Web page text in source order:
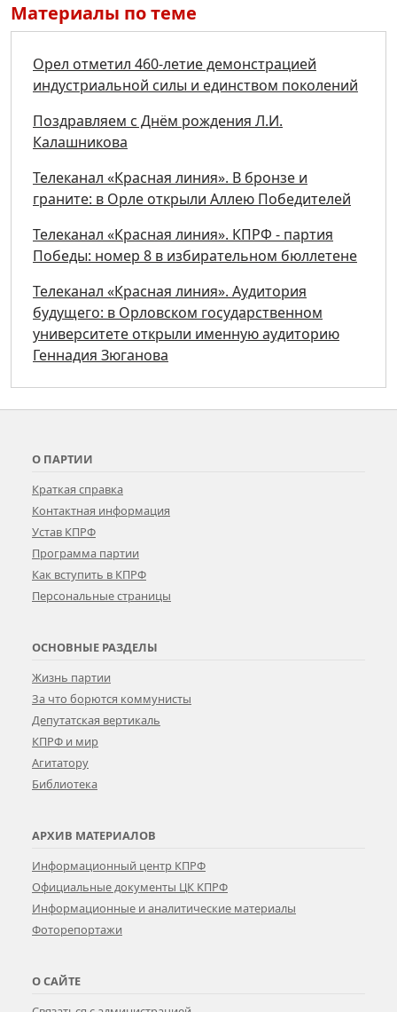
Материалы по теме
Орел отметил 460-летие демонстрацией
индустриальной силы и единством поколений
Поздравляем с Днём рождения Л.И.
Калашникова
Телеканал «Красная линия». В бронзе и
граните: в Орле открыли Аллею Победителей
Телеканал «Красная линия». КПРФ - партия
Победы: номер 8 в избирательном бюллетене
Телеканал «Красная линия». Аудитория
будущего: в Орловском государственном
университете открыли именную аудиторию
Геннадия Зюганова
О ПАРТИИ
Краткая справка
Контактная информация
Устав КПРФ
Программа партии
Как вступить в КПРФ
Персональные страницы
ОСНОВНЫЕ РАЗДЕЛЫ
Жизнь партии
За что борются коммунисты
Депутатская вертикаль
КПРФ и мир
Агитатору
Библиотека
АРХИВ МАТЕРИАЛОВ
Информационный центр КПРФ
Официальные документы ЦК КПРФ
Информационные и аналитические материалы
Фоторепортажи
О САЙТЕ